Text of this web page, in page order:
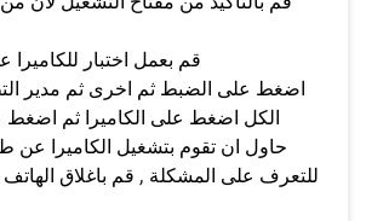
- *#0*# قم بعمل اختبار
اضغط على الضبط ثم اخرى ثم مدير
الكل اضغط على الكاميرا ثم اضغط
للتعرف على المشكلة , قم باغلاق